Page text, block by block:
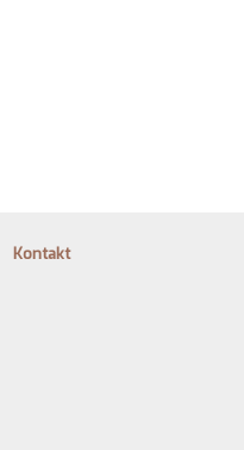
Kontakt